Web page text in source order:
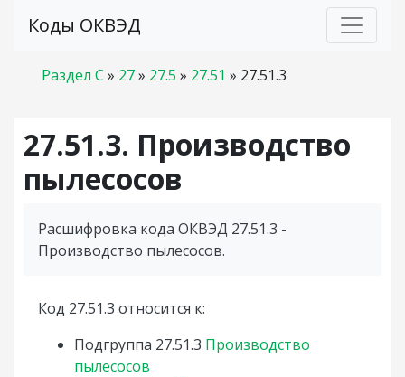
Коды ОКВЭД
Раздел C » 27» 27.5 » 27.51 » 27.51.3
27.51.3. Производство
пылесосов
Расшифровка кода ОКВЭД 27.51.3 -
Производство пылесосов.
Код 27.51.3 относится к:
Подгруппа 27.51.3 Производство
пылесосов